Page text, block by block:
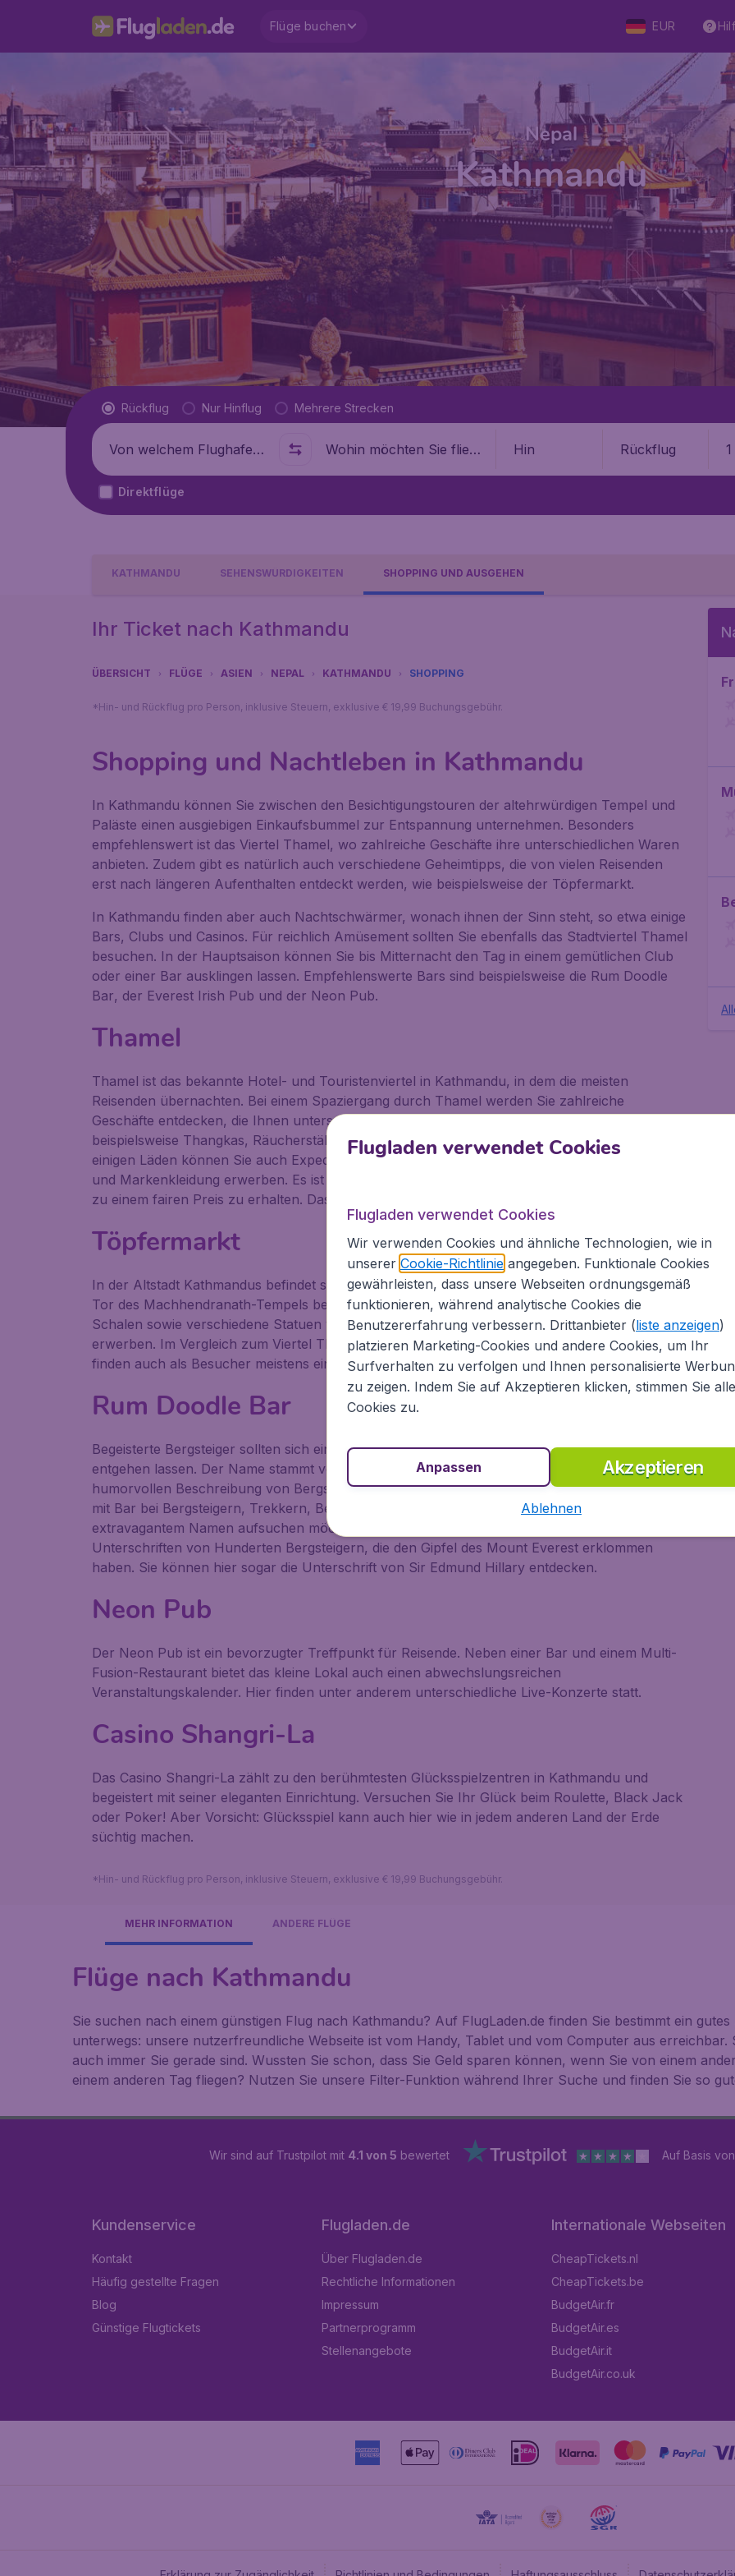
Flüge buchen EUR
Nepal
Kathmandu
Flugtyp
Rückflug Nur Hinflug Mehrere Strecken
Abflug von Wohin Hin Rückflug
Direktflüge
KATHMANDU SEHENSWÜRDIGKEITEN SHOPPING UND AUSGEHEN
Ihr Ticket nach Kathmandu
ÜBERSICHT FLÜGE ASIEN NEPAL KATHMANDU SHOPPING
*Hin- und Rückflug pro Person, inklusive Steuern, exklusive € 19,99 Buchungsgebühr.
Shopping und Nachtleben in Kathmandu
In Kathmandu können Sie zwischen den Besichtigungstouren der altehrwürdigen Tempel und
Paläste einen ausgiebigen Einkaufsbummel zur Entspannung unternehmen. Besonders
empfehlenswert ist das Viertel Thamel, wo zahlreiche Geschäfte ihre unterschiedlichen Waren
anbieten. Zudem gibt es natürlich auch verschiedene Geheimtipps, die von vielen Reisenden
erst nach längeren Aufenthalten entdeckt werden, wie beispielsweise der Töpfermarkt.
In Kathmandu finden aber auch Nachtschwärmer, wonach ihnen der Sinn steht, so etwa einige
Bars, Clubs und Casinos. Für reichlich Amüsement sollten Sie ebenfalls das Stadtviertel Thamel
besuchen. In der Hauptsaison können Sie bis Mitternacht den Tag in einem gemütlichen Club
oder einer Bar ausklingen lassen. Empfehlenswerte Bars sind beispielsweise die Rum Doodle
Bar, der Everest Irish Pub und der Neon Pub.
Thamel
Thamel ist das bekannte Hotel- und Touristenviertel in Kathmandu, in dem die meisten
Reisenden übernachten. Bei einem Spaziergang durch Thamel werden Sie zahlreiche
Geschäfte entdecken, die Ihnen unterschiedlichste Waren anbieten. Hier finden Sie
beispielsweise Thangkas, Räucherstäbchen und auch das handgemachte Lokta-Papier. In
einigen Läden können Sie auch Expeditionsausrüstung für Trekkingtouren sowie Wanderkarten
und Markenkleidung erwerben. Es ist auf jeden Fall empfehlenswert zu handeln, um die Waren
zu einem fairen Preis zu erhalten. Das gehört hier einfach dazu.
Töpfermarkt
In der Altstadt Kathmandus befindet sich ein versteckter Töpfermarkt, der sich am westlichen
Tor des Machhendranath-Tempels befindet. Hier können Sie kunstvolle Schüsseln und
Schalen sowie verschiedene Statuen von hinduistischen und buddhistischen Gottheiten
erwerben. Im Vergleich zum Viertel Thamel sind hier die Preise wesentlich günstiger und Sie
finden auch als Besucher meistens ein lokaltypisches Preisniveau vor.
Rum Doodle Bar
Begeisterte Bergsteiger sollten sich einen Besuch in derRum Doodle Barauf keinen Fall
entgehen lassen. Der Name stammt von dem Buch "Die Besteigung des Rum Doodle", einer
humorvollen Beschreibung von Bergsteigerexpeditionen. Auch heute noch ist das Restaurant
mit Bar bei Bergsteigern, Trekkern, Bergführern und anderen Reisenden, die gerne eine Bar mit
extravagantem Namen aufsuchen möchten, beliebt. Hinter der Bar finden sich Holzkisten mit
Unterschriften von Hunderten Bergsteigern, die den Gipfel des Mount Everest erklommen
haben. Sie können hier sogar die Unterschrift von Sir Edmund Hillary entdecken.
Neon Pub
Der Neon Pub ist ein bevorzugter Treffpunkt für Reisende. Neben einer Bar und einem Multi-
Fusion-Restaurant bietet das kleine Lokal auch einen abwechslungsreichen
Veranstaltungskalender. Hier finden unter anderem unterschiedliche Live-Konzerte statt.
Casino Shangri-La
Das Casino Shangri-La zählt zu den berühmtesten Glücksspielzentren in Kathmandu und
begeistert mit seiner eleganten Einrichtung. Versuchen Sie Ihr Glück beim Roulette, Black Jack
oder Poker! Aber Vorsicht: Glücksspiel kann auch hier wie in jedem anderen Land der Erde
süchtig machen.
*Hin- und Rückflug pro Person, inklusive Steuern, exklusive € 19,99 Buchungsgebühr.
MEHR INFORMATION ANDERE FLÜGE
Flüge nach Kathmandu
Sie suchen nach einem günstigen Flug nach Kathmandu? Auf FlugLaden.de finden Sie bestimmt ein
unterwegs: unsere nutzerfreundliche Webseite ist vom Handy, Tablet und vom Computer aus
auch immer Sie gerade sind. Wussten Sie schon, dass Sie Geld sparen können, wenn Sie von einem
einem anderen Tag fliegen? Nutzen Sie unsere Filter-Funktion während Ihrer Suche und finden Sie so
Wir sind auf Trustpilot mit 4.1 von 5 bewertet Auf Basis von
Kundenservice
Kontakt
Häufig gestellte Fragen
Blog
Günstige Flugtickets
Flugladen.de
Über Flugladen.de
Rechtliche Informationen
Impressum
Partnerprogramm
Stellenangebote
Internationale Webseiten
CheapTickets.nl
CheapTickets.be
BudgetAir.fr
BudgetAir.es
BudgetAir.it
BudgetAir.co.uk
Flugladen verwendet Cookies
Flugladen verwendet Cookies
Wir verwenden Cookies und ähnliche Technologien, wie in
unserer Cookie-Richtlinieangegeben. Funktionale Cookies
gewährleisten, dass unsere Webseiten ordnungsgemäß
funktionieren, während analytische Cookies die
Benutzererfahrung verbessern. Drittanbieter (liste anzeigen)
platzieren Marketing-Cookies und andere Cookies, um Ihr
Surfverhalten zu verfolgen und Ihnen personalisierte
zu zeigen. Indem Sie auf Akzeptieren klicken, stimmen Sie
Cookies zu.
Akzeptieren
Anpassen
Ablehnen